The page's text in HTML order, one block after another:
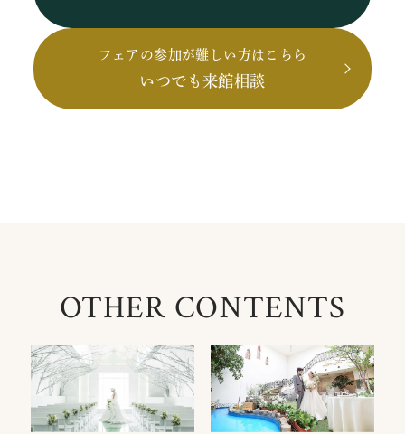
フェアの参加が難しい方はこちら
いつでも来館相談
OTHER CONTENTS